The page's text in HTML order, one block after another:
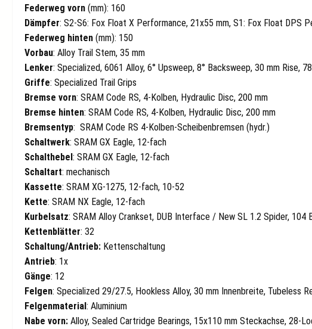
Federweg vorn (mm): 160
Dämpfer: S2-S6: Fox Float X Performance, 21x55 mm, S1: Fox Float DPS
Federweg hinten (mm): 150
Vorbau: Alloy Trail Stem, 35 mm
Lenker: Specialized, 6061 Alloy, 6° Upsweep, 8° Backsweep, 30 mm Rise,
Griffe: Specialized Trail Grips
Bremse vorn: SRAM Code RS, 4-Kolben, Hydraulic Disc, 200 mm
Bremse hinten: SRAM Code RS, 4-Kolben, Hydraulic Disc, 200 mm
Bremsentyp: SRAM Code RS 4-Kolben-Scheibenbremsen (hydr.)
Schaltwerk: SRAM GX Eagle, 12-fach
Schalthebel: SRAM GX Eagle, 12-fach
Schaltart: mechanisch
Kassette: SRAM XG-1275, 12-fach, 10-52
Kette: SRAM NX Eagle, 12-fach
Kurbelsatz: SRAM Alloy Crankset, DUB Interface / New SL 1.2 Spider, 104
Kettenblätter: 32
Schaltung/Antrieb: Kettenschaltung
Antrieb: 1x
Gänge: 12
Felgen: Specialized 29/27.5, Hookless Alloy, 30 mm Innenbreite, Tubeless
Felgenmaterial: Aluminium
Nabe vorn: Alloy, Sealed Cartridge Bearings, 15x110 mm Steckachse, 28-